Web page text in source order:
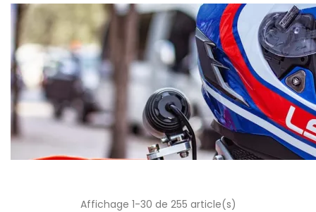
Affichage 1-30 de 255 article(s)